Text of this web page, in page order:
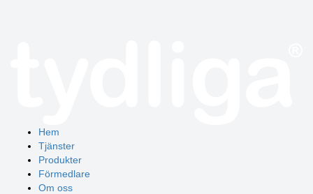
Hem
Tjänster
Produkter
Förmedlare
Om oss